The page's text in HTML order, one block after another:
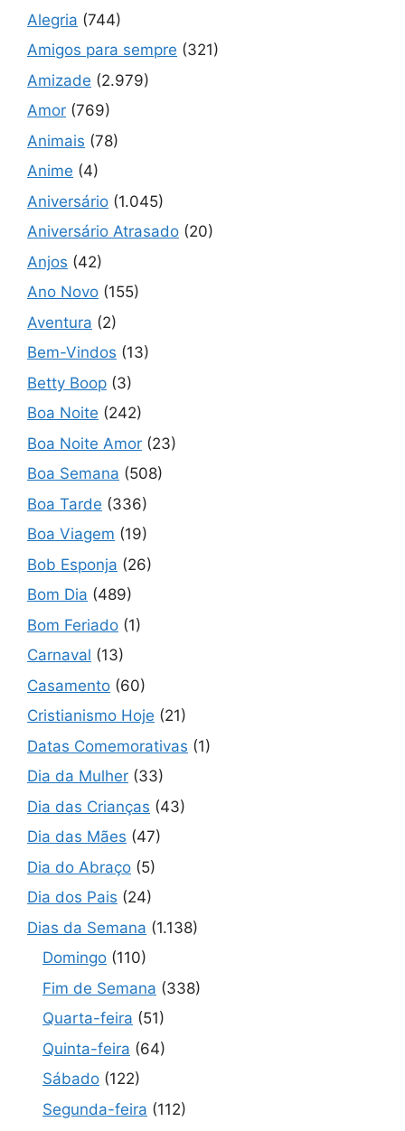
Alegria (744)
Amigos para sempre (321)
Amizade (2.979)
Amor (769)
Animais (78)
Anime (4)
Aniversário (1.045)
Aniversário Atrasado (20)
Anjos (42)
Ano Novo (155)
Aventura (2)
Bem-Vindos (13)
Betty Boop (3)
Boa Noite (242)
Boa Noite Amor (23)
Boa Semana (508)
Boa Tarde (336)
Boa Viagem (19)
Bob Esponja (26)
Bom Dia (489)
Bom Feriado (1)
Carnaval (13)
Casamento (60)
Cristianismo Hoje (21)
Datas Comemorativas (1)
Dia da Mulher (33)
Dia das Crianças (43)
Dia das Mães (47)
Dia do Abraço (5)
Dia dos Pais (24)
Dias da Semana (1.138)
Domingo (110)
Fim de Semana (338)
Quarta-feira (51)
Quinta-feira (64)
Sábado (122)
Segunda-feira (112)